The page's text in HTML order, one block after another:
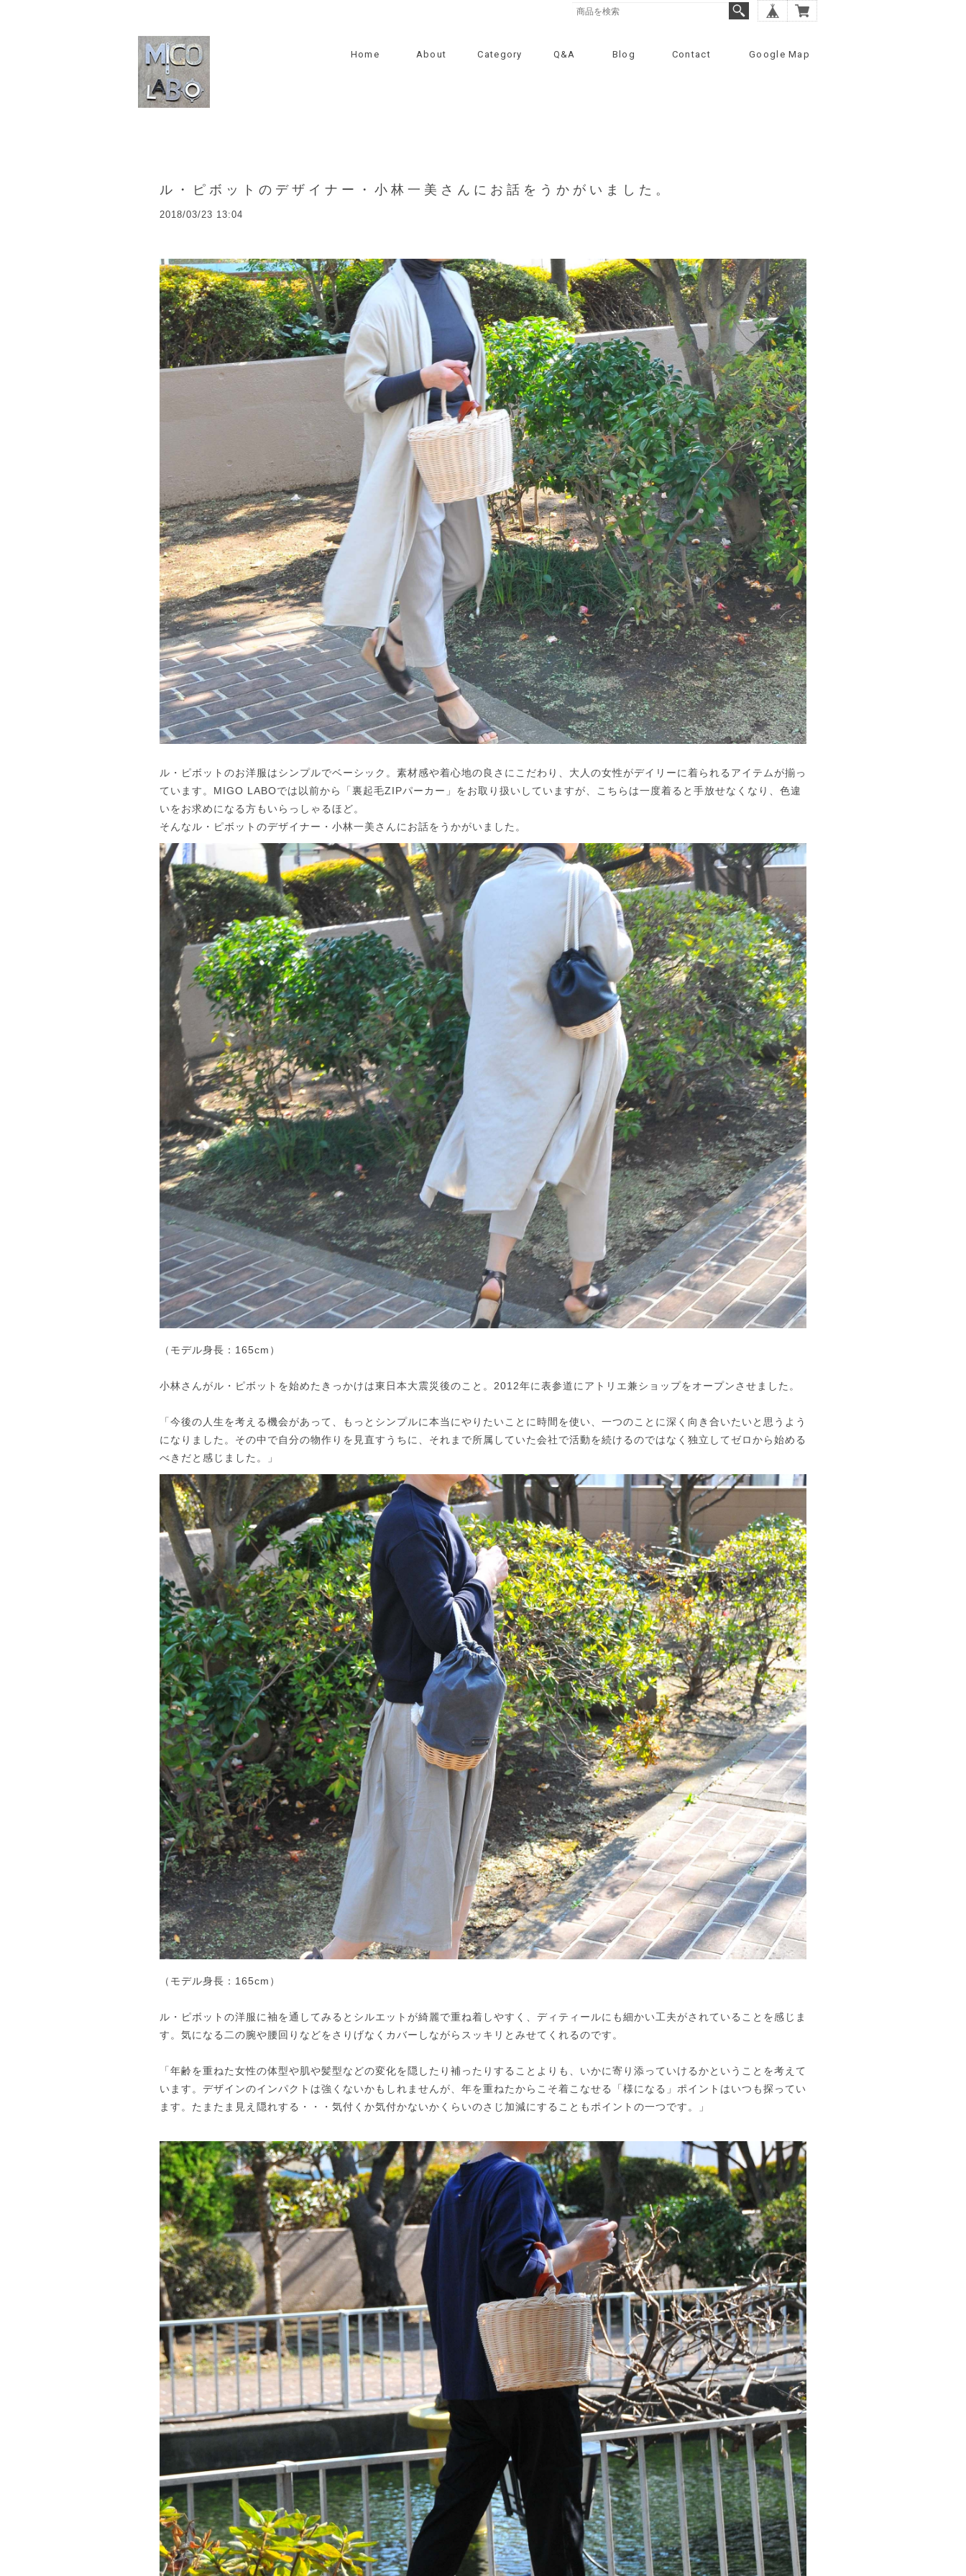
Home About Category Q&A Blog Contact Google Map
ル・ピボットのデザイナー・小林一美さんにお話をうかがいました。
2018/03/23 13:04
ル・ピボットのお洋服はシンプルでベーシック。素材感や着心地の良さにこだわり、大人の女性がデイリーに着られるアイテムが揃っ
ています。MIGO LABOでは以前から「裏起毛ZIPパーカー」をお取り扱いしていますが、こちらは一度着ると手放せなくなり、色違
いをお求めになる方もいらっしゃるほど。
そんなル・ピボットのデザイナー・小林一美さんにお話をうかがいました。
（モデル身長：165cm）
小林さんがル・ピボットを始めたきっかけは東日本大震災後のこと。2012年に表参道にアトリエ兼ショップをオープンさせました。
「今後の人生を考える機会があって、もっとシンプルに本当にやりたいことに時間を使い、一つのことに深く向き合いたいと思うよう
になりました。その中で自分の物作りを見直すうちに、それまで所属していた会社で活動を続けるのではなく独立してゼロから始める
べきだと感じました。」
（モデル身長：165cm）
ル・ピボットの洋服に袖を通してみるとシルエットが綺麗で重ね着しやすく、ディティールにも細かい工夫がされていることを感じま
す。気になる二の腕や腰回りなどをさりげなくカバーしながらスッキリとみせてくれるのです。
「年齢を重ねた女性の体型や肌や髪型などの変化を隠したり補ったりすることよりも、いかに寄り添っていけるかということを考えて
います。デザインのインパクトは強くないかもしれませんが、年を重ねたからこそ着こなせる「様になる」ポイントはいつも探ってい
ます。たまたま見え隠れする・・・気付くか気付かないかくらいのさじ加減にすることもポイントの一つです。」